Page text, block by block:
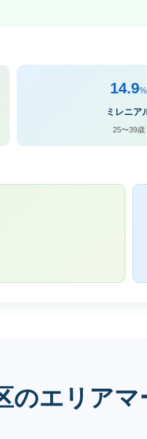
14.9%
ミレニア
25〜39歳
のエリア